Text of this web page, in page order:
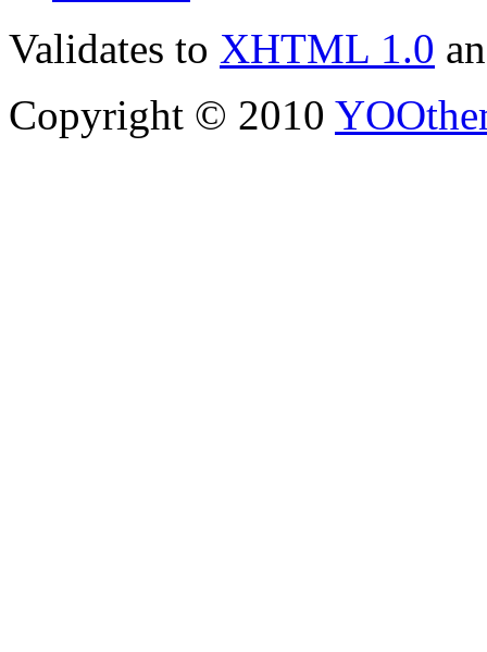
Validates to XHTML 1.0
Copyright © 2010